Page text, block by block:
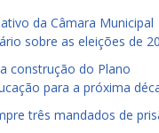
da Câmara Municipal
sobre as eleições de
construção do Plano
para a próxima
três mandados de